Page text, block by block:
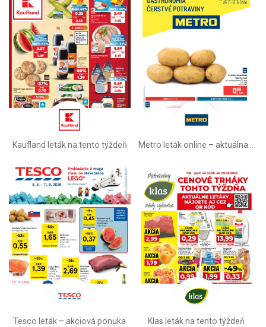
Kaufland leták na tento týždeň Metro leták online –⁠ aktuálna ponuka
Tesco leták – akciová ponuka Klas leták na tento týždeň